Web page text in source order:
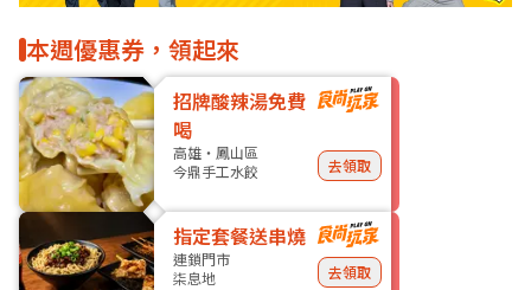
本週優惠券，領起來
招牌酸辣湯免費
喝
高雄・鳳山區
今鼎手工水餃
去領取
指定套餐送串燒
連鎖門市
柒息地
去領取